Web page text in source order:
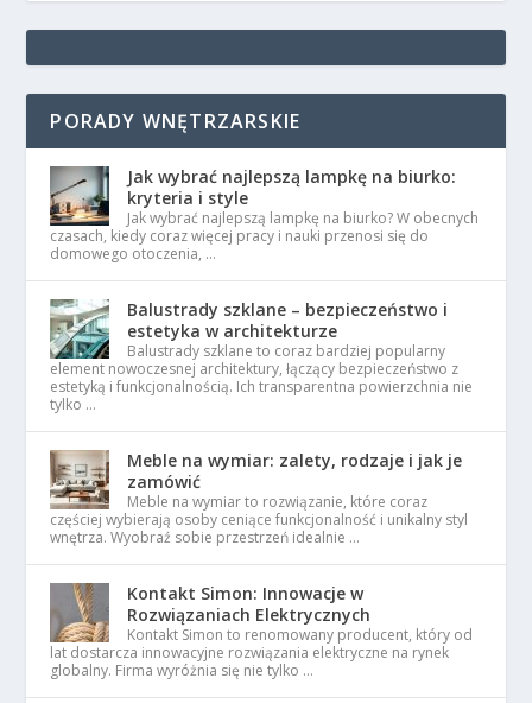
PORADY WNĘTRZARSKIE
Jak wybrać najlepszą lampkę na biurko:
kryteria i style
Jak wybrać najlepszą lampkę na biurko? W obecnych
czasach, kiedy coraz więcej pracy i nauki przenosi się do
domowego otoczenia, …
Balustrady szklane – bezpieczeństwo i
estetyka w architekturze
Balustrady szklane to coraz bardziej popularny
element nowoczesnej architektury, łączący bezpieczeństwo z
estetyką i funkcjonalnością. Ich transparentna powierzchnia nie
tylko …
Meble na wymiar: zalety, rodzaje i jak je
zamówić
Meble na wymiar to rozwiązanie, które coraz
częściej wybierają osoby ceniące funkcjonalność i unikalny styl
wnętrza. Wyobraź sobie przestrzeń idealnie …
Kontakt Simon: Innowacje w
Rozwiązaniach Elektrycznych
Kontakt Simon to renomowany producent, który od
lat dostarcza innowacyjne rozwiązania elektryczne na rynek
globalny. Firma wyróżnia się nie tylko …